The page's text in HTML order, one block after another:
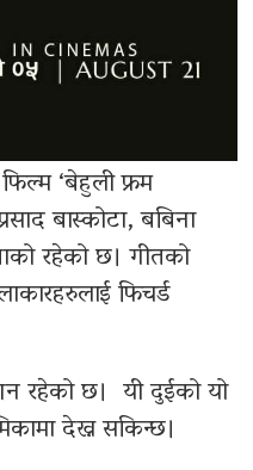
‘बेहुली फ्रम
बास्कोटा, बबिना
रहेको छ। गीतको
फिचर्ड
रहेको छ। यी दुईको यो
देख्न सकिन्छ।